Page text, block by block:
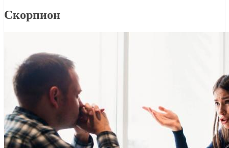
Скорпион